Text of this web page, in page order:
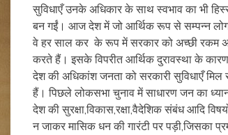
सुविधाएँ उनके अधिकार के साथ स्वभाव का भी
बन गईं। आज देश में जो आर्थिक रूप से सम्पन्न
वे हर साल कर के रूप में सरकार को अच्छी रकम
करते हैं। इसके विपरीत आर्थिक दुरावस्था के
देश की अधिकांश जनता को सरकारी सुविधाएँ मिल
हैं। पिछले लोकसभा चुनाव में साधारण जन का
देश की सुरक्षा,विकास,रक्षा,वैदेशिक संबंध आदि
न जाकर मासिक धन की गारंटी पर पड़ी,जिसका